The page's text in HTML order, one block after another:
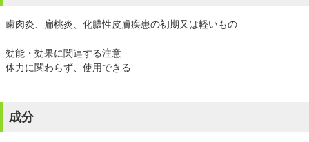
歯肉炎、扁桃炎、化膿性皮膚疾患の初期又は軽いもの
効能・効果に関連する注意
体力に関わらず、使用できる
成分